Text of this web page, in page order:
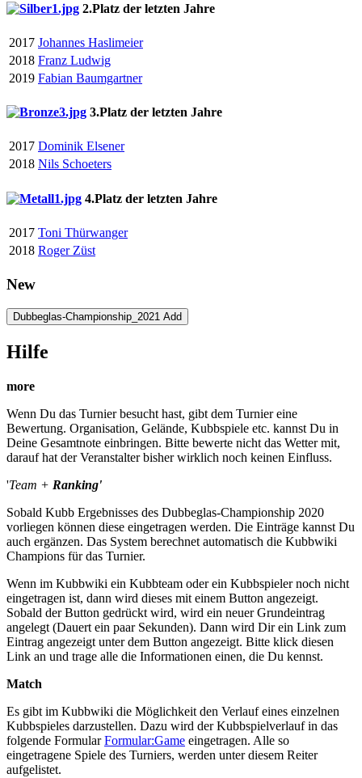
2.Platz der letzten Jahre
2017 Johannes Haslimeier
2018 Franz Ludwig
2019 Fabian Baumgartner
3.Platz der letzten Jahre
2017 Dominik Elsener
2018 Nils Schoeters
4.Platz der letzten Jahre
2017 Toni Thürwanger
2018 Roger Züst
New
Dubbeglas-Championship_2021 Add
Hilfe
more
Wenn Du das Turnier besucht hast, gibt dem Turnier eine
Bewertung. Organisation, Gelände, Kubbspiele etc. kannst Du in
Deine Gesamtnote einbringen. Bitte bewerte nicht das Wetter mit,
darauf hat der Veranstalter bisher wirklich noch keinen Einfluss.
'Team + Ranking'
Sobald Kubb Ergebnisses des Dubbeglas-Championship 2020
vorliegen können diese eingetragen werden. Die Einträge kannst Du
auch ergänzen. Das System berechnet automatisch die Kubbwiki
Champions für das Turnier.
Wenn im Kubbwiki ein Kubbteam oder ein Kubbspieler noch nicht
eingetragen ist, dann wird dieses mit einem Button angezeigt.
Sobald der Button gedrückt wird, wird ein neuer Grundeintrag
angelegt (Dauert ein paar Sekunden). Dann wird Dir ein Link zum
Eintrag angezeigt unter dem Button angezeigt. Bitte klick diesen
Link an und trage alle die Informationen einen, die Du kennst.
Match
Es gibt im Kubbwiki die Möglichkeit den Verlauf eines einzelnen
Kubbspieles darzustellen. Dazu wird der Kubbspielverlauf in das
folgende FormularFormular:Game eingetragen. Alle so
eingetragene Spiele des Turniers, werden unter diesem Reiter
aufgelistet.